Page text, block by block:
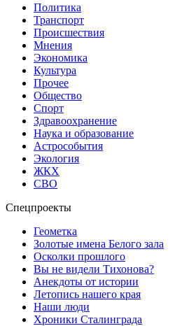
Политика
Транспорт
Происшествия
Мнения
Экономика
Культура
Прочее
Общество
Спорт
Здравоохранение
Наука и образование
Астрособытия
Экология
ЖКХ
СВО
Спецпроекты
Геометка
Золотые имена Белого зала
Осколки прошлого
Вы не видели Тихонова?
Анекдоты от истории
Летопись нашего края
Наши люди
Хроники Сталинграда